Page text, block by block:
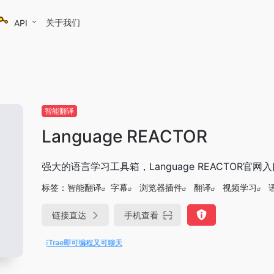
API 关于我们
智能翻译
Language REACTOR
强大的语言学习工具箱，Language REACTOR官网
标签： 智能翻译 字幕 浏览器插件 翻译 视频学习
链接直达 手机查看
Trae即可编程又可聊天